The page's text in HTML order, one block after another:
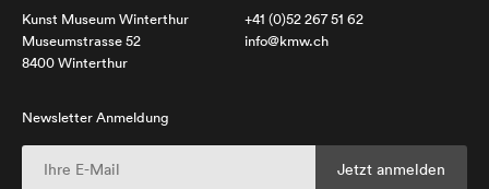
Kunst Museum Winterthur
Museumstrasse 52
8400 Winterthur
+41 (0)52 267 51 62
info@kmw.ch
Newsletter Anmeldung